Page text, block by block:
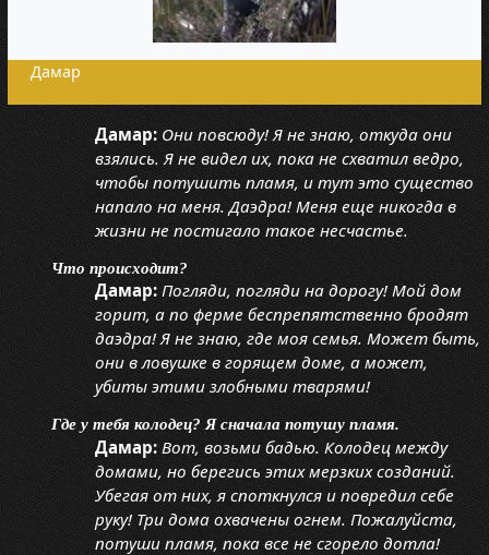
Дамар
Дамар: Они повсюду! Я не знаю, откуда они
взялись. Я не видел их, пока не схватил ведро,
чтобы потушить пламя, и тут это существо
напало на меня. Даэдра! Меня еще никогда в
жизни не постигало такое несчастье.
Что происходит?
Дамар: Погляди, погляди на дорогу! Мой дом
горит, а по ферме беспрепятственно бродят
даэдра! Я не знаю, где моя семья. Может быть,
они в ловушке в горящем доме, а может,
убиты этими злобными тварями!
Где у тебя колодец? Я сначала потушу пламя.
Дамар: Вот, возьми бадью. Колодец между
домами, но берегись этих мерзких созданий.
Убегая от них, я споткнулся и повредил себе
руку! Три дома охвачены огнем. Пожалуйста,
потуши пламя, пока все не сгорело дотла!